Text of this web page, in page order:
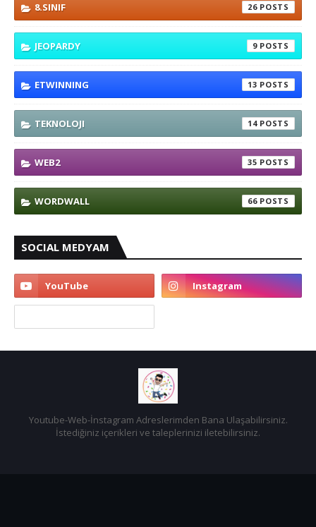
8.SINIF 26
JEOPARDY 9
ETWINNING 13
TEKNOLOJI 14
WEB2 35
WORDWALL 66
SOCIAL MEDYAM
Youtube-Web-İnstagram Adreslerimden Bana Ulaşabilirsiniz.
İstediğiniz içerikleri ve taleplerinizi iletebilirsiniz.